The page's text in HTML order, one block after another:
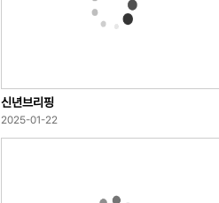
신년브리핑
2025-01-22